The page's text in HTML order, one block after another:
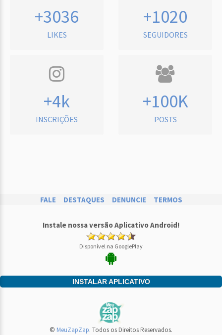
+3036
LIKES
+1020
SEGUIDORES
+4k
INSCRIÇÕES
+100K
POSTS
FALE DESTAQUES DENUNCIE TERMOS
Instale nossa versão Aplicativo Android!
Disponível na GooglePlay
INSTALAR APLICATIVO
© MeuZapZap. Todos os Direitos Reservados.